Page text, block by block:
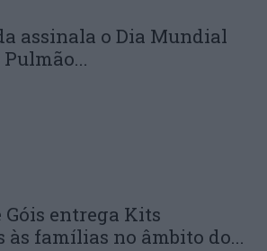
assinala o Dia Mundial
entrega Kits
às famílias no âmbito do...